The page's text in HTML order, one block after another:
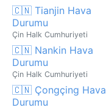
🇨🇳 Tianjin Hava
Durumu
Çin Halk Cumhuriyeti
🇨🇳 Nankin Hava
Durumu
Çin Halk Cumhuriyeti
🇨🇳 Çongçing Hava
Durumu